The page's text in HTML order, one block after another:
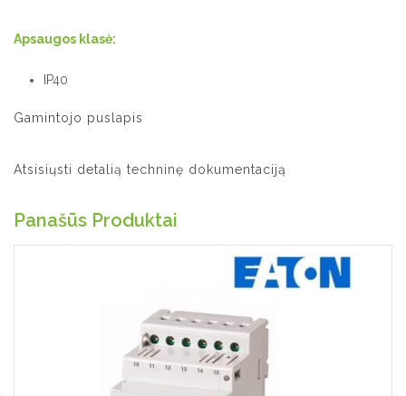
Apsaugos klasė:
IP40
Gamintojo puslapis
Atsisiųsti detalią techninę dokumentaciją
Panašūs Produktai